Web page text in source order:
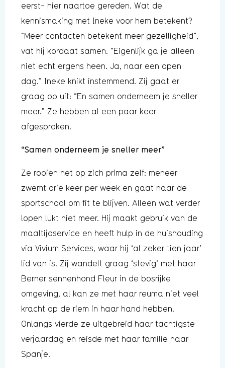
eerst- hier naartoe gereden. Wat de
kennismaking met Ineke voor hem betekent?
“Meer contacten betekent meer gezelligheid”,
vat hij kordaat samen. “Eigenlijk ga je alleen
niet echt ergens heen. Ja, naar een open
dag.” Ineke knikt instemmend. Zij gaat er
graag op uit: “En samen onderneem je sneller
meer.” Ze hebben al een paar keer
afgesproken.
“Samen onderneem je sneller meer”
Ze rooien het op zich prima zelf: meneer
zwemt drie keer per week en gaat naar de
sportschool om fit te blijven. Alleen wat verder
lopen lukt niet meer. Hij maakt gebruik van de
maaltijdservice en heeft hulp in de huishouding
via Vivium Services, waar hij ‘al zeker tien jaar’
lid van is. Zij wandelt graag ‘stevig’ met haar
Berner sennenhond Fleur in de bosrijke
omgeving, al kan ze met haar reuma niet veel
kracht op de riem in haar hand hebben.
Onlangs vierde ze uitgebreid haar tachtigste
verjaardag en reisde met haar familie naar
Spanje.